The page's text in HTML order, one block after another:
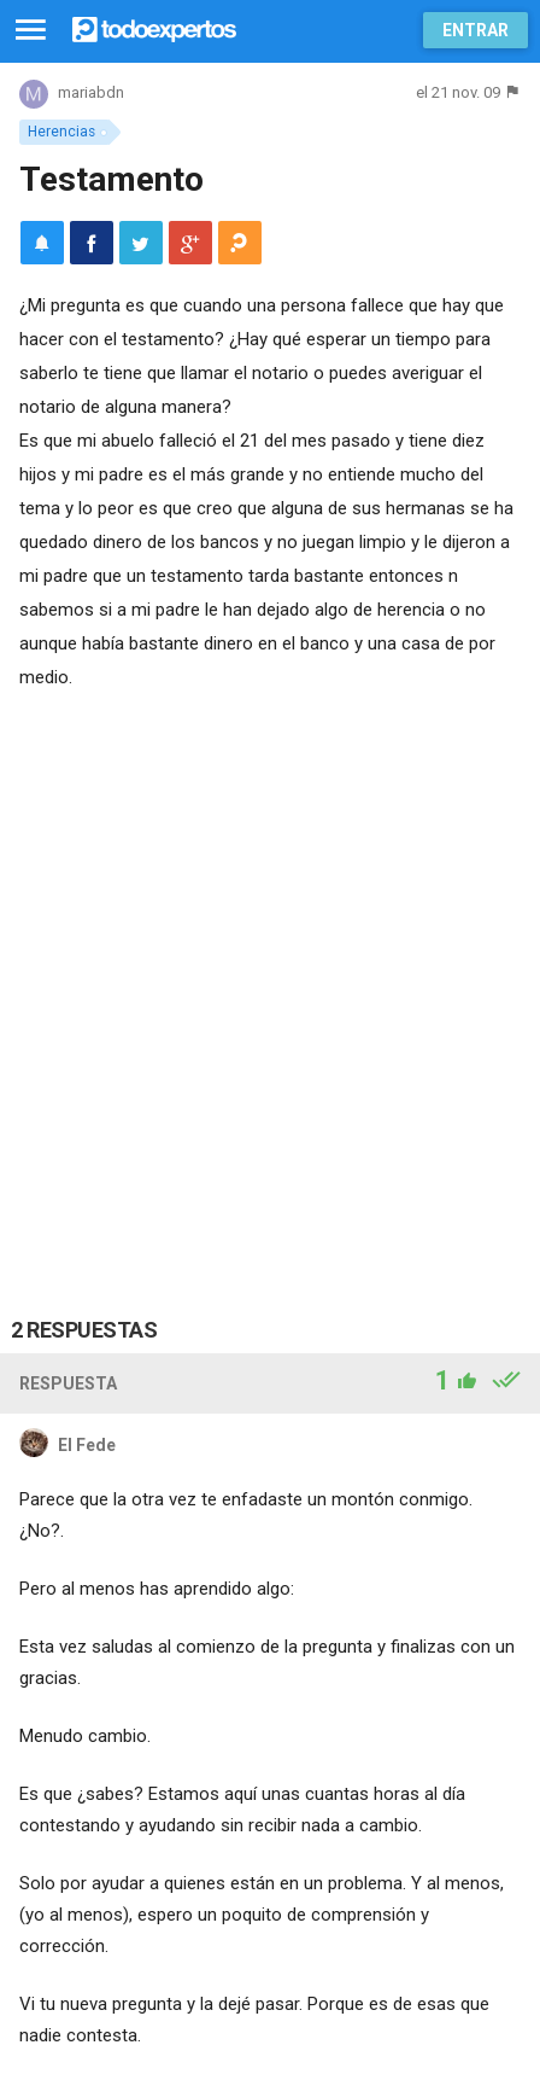
ENTRAR
Herencias
mariabdn el 21 nov. 09
Testamento
¿Mi pregunta es que cuando una persona fallece que hay que
hacer con el testamento? ¿Hay qué esperar un tiempo para
saberlo te tiene que llamar el notario o puedes averiguar el
notario de alguna manera?
Es que mi abuelo falleció el 21 del mes pasado y tiene diez
hijos y mi padre es el más grande y no entiende mucho del
tema y lo peor es que creo que alguna de sus hermanas se ha
quedado dinero de los bancos y no juegan limpio y le dijeron a
mi padre que un testamento tarda bastante entonces n
sabemos si a mi padre le han dejado algo de herencia o no
aunque había bastante dinero en el banco y una casa de por
medio.
2 RESPUESTAS
RESPUESTA 1
El Fede
Parece que la otra vez te enfadaste un montón conmigo.
¿No?.
Pero al menos has aprendido algo:
Esta vez saludas al comienzo de la pregunta y finalizas con un
gracias.
Menudo cambio.
Es que ¿sabes? Estamos aquí unas cuantas horas al día
contestando y ayudando sin recibir nada a cambio.
Solo por ayudar a quienes están en un problema. Y al menos,
(yo al menos), espero un poquito de comprensión y
corrección.
Vi tu nueva pregunta y la dejé pasar. Porque es de esas que
nadie contesta.